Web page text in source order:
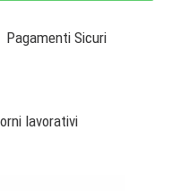
Pagamenti Sicuri
lavorativi